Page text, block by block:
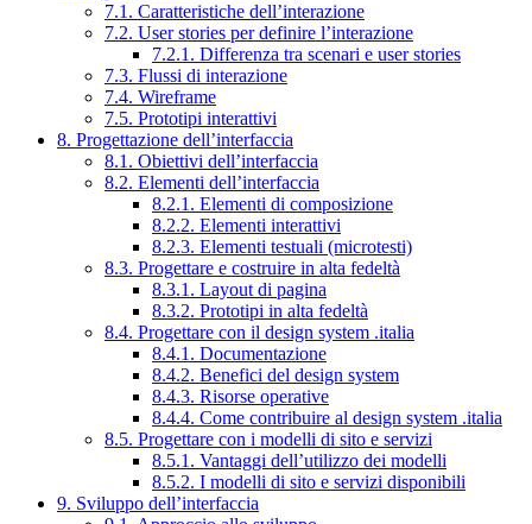
7.1. Caratteristiche dell’interazione
7.2. User stories per definire l’interazione
7.2.1. Differenza tra scenari e user stories
7.3. Flussi di interazione
7.4. Wireframe
7.5. Prototipi interattivi
8. Progettazione dell’interfaccia
8.1. Obiettivi dell’interfaccia
8.2. Elementi dell’interfaccia
8.2.1. Elementi di composizione
8.2.2. Elementi interattivi
8.2.3. Elementi testuali (microtesti)
8.3. Progettare e costruire in alta fedeltà
8.3.1. Layout di pagina
8.3.2. Prototipi in alta fedeltà
8.4. Progettare con il design system .italia
8.4.1. Documentazione
8.4.2. Benefici del design system
8.4.3. Risorse operative
8.4.4. Come contribuire al design system .italia
8.5. Progettare con i modelli di sito e servizi
8.5.1. Vantaggi dell’utilizzo dei modelli
8.5.2. I modelli di sito e servizi disponibili
9. Sviluppo dell’interfaccia